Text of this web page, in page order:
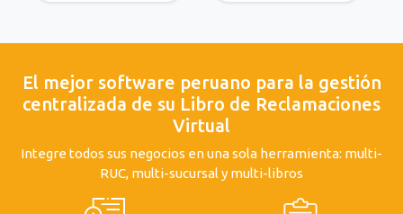
El mejor software peruano para la gestión
centralizada de su Libro de Reclamaciones
Virtual
Integre todos sus negocios en una sola herramienta: multi-
RUC, multi-sucursal y multi-libros